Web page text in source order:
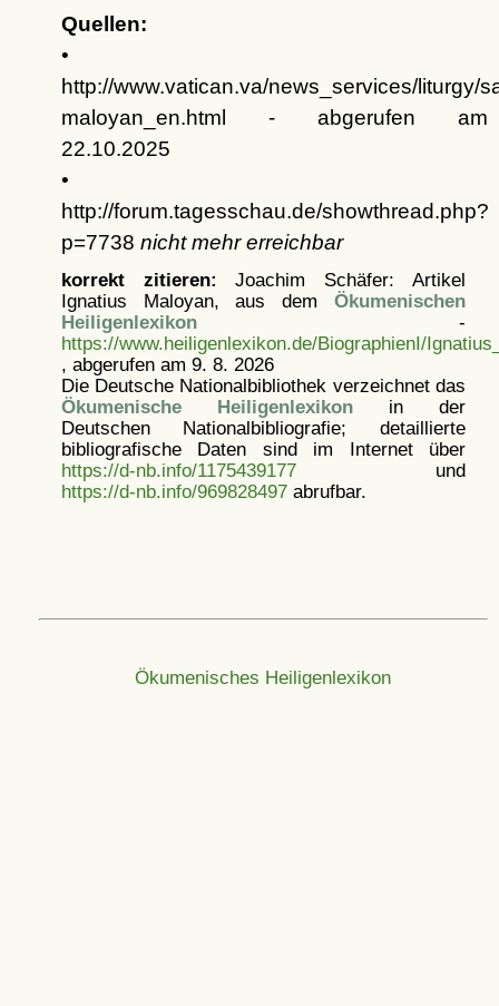
Quellen:
•
http://www.vatican.va/news_services/liturgy/
maloyan_en.html - abgerufen am
22.10.2025
•
http://forum.tagesschau.de/showthread.php?
p=7738 nicht mehr erreichbar
korrekt zitieren: Joachim Schäfer: Artikel
Ignatius Maloyan, aus dem Ökumenischen
Heiligenlexikon-
https://www.heiligenlexikon.de/BiographienI/
, abgerufen am 9. 8. 2026
Die Deutsche Nationalbibliothek verzeichnet das
Ökumenische Heiligenlexikonin der
Deutschen Nationalbibliografie; detaillierte
bibliografische Daten sind im Internet über
https://d-nb.info/1175439177und
https://d-nb.info/969828497abrufbar.
Ökumenisches Heiligenlexikon